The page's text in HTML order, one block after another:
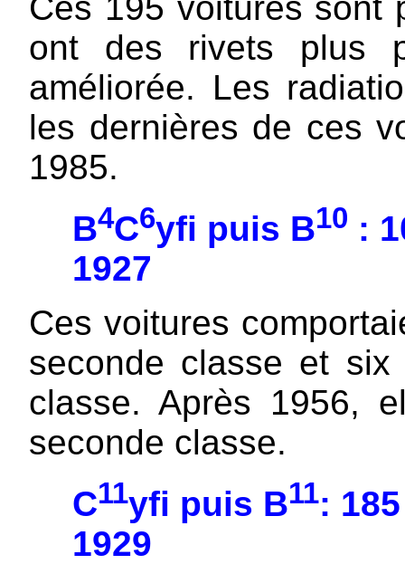
ont des rivets plus
améliorée. Les
les dernières de ces
1985.
B4C6yfi puis B10 :
1927
Ces voitures
seconde classe et six
classe. Après 1956,
seconde classe.
C11yfi puis B11:
1929